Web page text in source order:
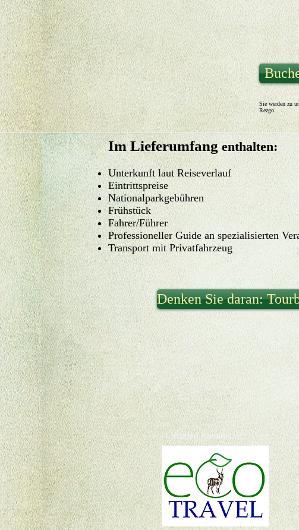
Sie werden zu
Rezgo
Im Lieferumfang enthalten:
Unterkunft laut Reiseverlauf
Eintrittspreise
Nationalparkgebühren
Frühstück
Fahrer/Führer
Professioneller Guide an spezialisierten
Transport mit Privatfahrzeug
Denken Sie daran:
Certified Member of: